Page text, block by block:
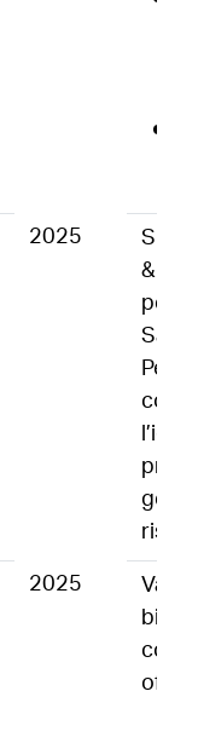
2025 Spill
&
per
2025